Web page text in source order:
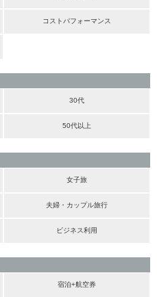
コストパフォーマンス
30代
50代以上
女子旅
夫婦・カップル旅行
ビジネス利用
宿泊+航空券